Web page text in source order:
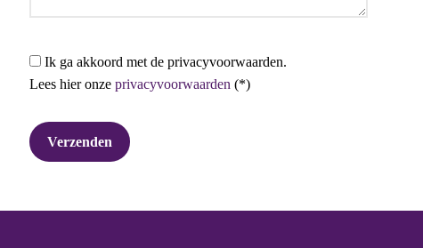
Ik ga akkoord met de privacyvoorwaarden.
Lees hier onze privacyvoorwaarden (*)